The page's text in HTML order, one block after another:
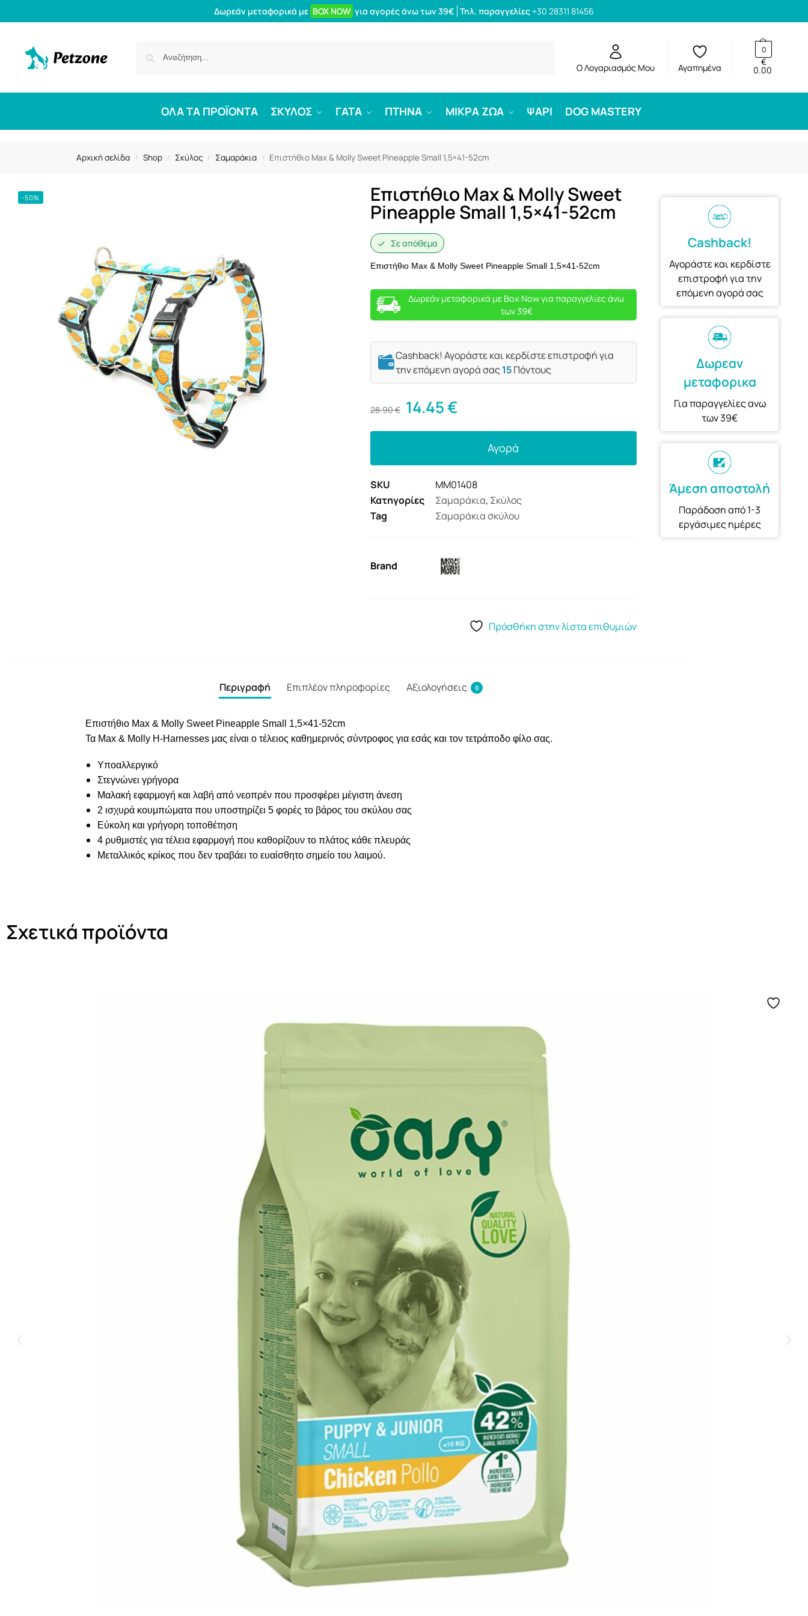
Δωρεάν μεταφορικά με BOX NOW για αγορές άνω των 39€ Τηλ. παραγγελίες +30 28311 81456
Ο Λογαριασμός Μου Αγαπημένα 0.00
€
0
ΟΛΑ ΤΑ ΠΡΟΪΟΝΤΑ ΣΚΥΛΟΣ ΓΑΤΑ ΠΤΗΝΑ ΜΙΚΡΑ ΖΩΑ ΨΑΡΙ DOG MASTERY
Αρχική σελίδα / Shop / Σκύλος / Σαμαράκια / Επιστήθιο Max & Molly Sweet Pineapple Small 1,5×41-52cm
-50% Επιστήθιο Max & Molly Sweet
Pineapple Small 1,5×41-52cm
Σε απόθεμα
Επιστήθιο Max & Molly Sweet Pineapple Small 1,5×41-52cm
Δωρεάν μεταφορικά με Box Now για παραγγελίες άνω
των 39€
Cashback! Αγοράστε και κερδίστε επιστροφή για
την επόμενη αγορά σας15Πόντους
28.90€ 14.45€
Αγορά
SKU
MM01408
Κατηγορίες
Σαμαράκια, Σκύλος
Tag
Σαμαράκια σκύλου
Brand
Πρόσθήκη στην λίστα επιθυμιών
Cashback!
Αγοράστε και κερδίστε
επιστροφή για την
επόμενη αγορά σας
Δωρεαν
μεταφορικα
Για παραγγελίες ανω
των 39€
Άμεση αποστολή
Παράδοση από 1-3
εργάσιμες ημέρες
Περιγραφή Επιπλέον πληροφορίες Αξιολογήσεις 0
Επιστήθιο Max & Molly Sweet Pineapple Small 1,5×41-52cm
Τα Max & Molly H-Harnesses μας είναι ο τέλειος καθημερινός σύντροφος για εσάς και τον τετράποδο φίλο σας.
Υποαλλεργικό
Στεγνώνει γρήγορα
Μαλακή εφαρμογή και λαβή από νεοπρέν που προσφέρει μέγιστη άνεση
2 ισχυρά κουμπώματα που υποστηρίζει 5 φορές το βάρος του σκύλου σας
Εύκολη και γρήγορη τοποθέτηση
4 ρυθμιστές για τέλεια εφαρμογή που καθορίζουν το πλάτος κάθε πλευράς
Μεταλλικός κρίκος που δεν τραβάει το ευαίσθητο σημείο του λαιμού.
Σχετικά προϊόντα